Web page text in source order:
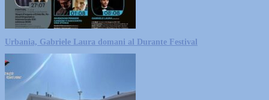
Urbania, Gabriele Laura domani al Durante Festival